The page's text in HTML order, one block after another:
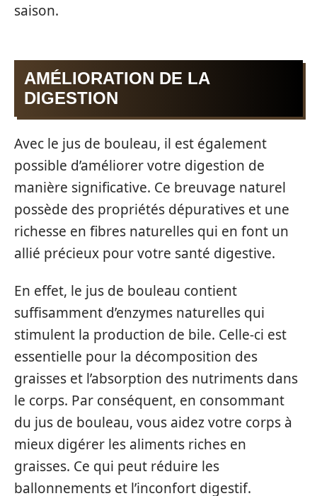
saison.
AMÉLIORATION DE LA
DIGESTION
Avec le jus de bouleau, il est également
possible d’améliorer votre digestion de
manière significative. Ce breuvage naturel
possède des propriétés dépuratives et une
richesse en fibres naturelles qui en font un
allié précieux pour votre santé digestive.
En effet, le jus de bouleau contient
suffisamment d’enzymes naturelles qui
stimulent la production de bile. Celle-ci est
essentielle pour la décomposition des
graisses et l’absorption des nutriments dans
le corps. Par conséquent, en consommant
du jus de bouleau, vous aidez votre corps à
mieux digérer les aliments riches en
graisses. Ce qui peut réduire les
ballonnements et l’inconfort digestif.